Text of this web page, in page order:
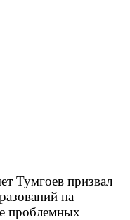
Тумгоев призвал
на
проблемных